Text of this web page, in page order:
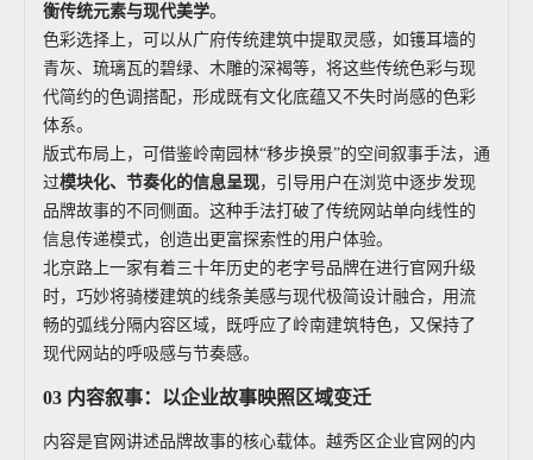
衡传统元素与现代美学。
色彩选择上，可以从广府传统建筑中提取灵感，如镬耳墙的
青灰、琉璃瓦的碧绿、木雕的深褐等，将这些传统色彩与现
代简约的色调搭配，形成既有文化底蕴又不失时尚感的色彩
体系。
版式布局上，可借鉴岭南园林“移步换景”的空间叙事手法，通
过模块化、节奏化的信息呈现，引导用户在浏览中逐步发现
品牌故事的不同侧面。这种手法打破了传统网站单向线性的
信息传递模式，创造出更富探索性的用户体验。
北京路上一家有着三十年历史的老字号品牌在进行官网升级
时，巧妙将骑楼建筑的线条美感与现代极简设计融合，用流
畅的弧线分隔内容区域，既呼应了岭南建筑特色，又保持了
现代网站的呼吸感与节奏感。
03 内容叙事：以企业故事映照区域变迁
内容是官网讲述品牌故事的核心载体。越秀区企业官网的内